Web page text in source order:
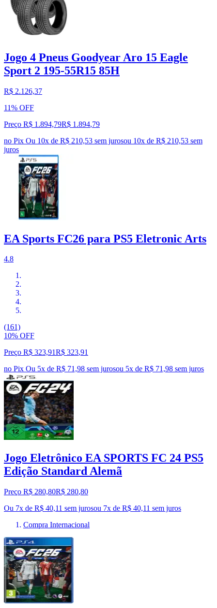
Jogo 4 Pneus Goodyear Aro 15 Eagle
Sport 2 195-55R15 85H
R$ 2.126,37
11% OFF
Preço R$ 1.894,79R$ 1.894,79
no Pix Ou 10x de R$ 210,53 sem jurosou 10x de R$ 210,53 sem
juros
EA Sports FC26 para PS5 Eletronic Arts
4.8
(161)
10% OFF
Preço R$ 323,91R$ 323,91
no Pix Ou 5x de R$ 71,98 sem jurosou 5x de R$ 71,98 sem juros
Jogo Eletrônico EA SPORTS FC 24 PS5
Edição Standard Alemã
Preço R$ 280,80R$ 280,80
Ou 7x de R$ 40,11 sem jurosou 7x de R$ 40,11 sem juros
Compra Internacional